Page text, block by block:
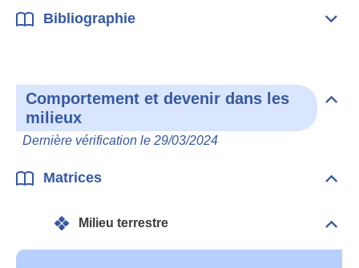
Bibliographie
Comportement et devenir dans les
milieux
Dernière vérification le 29/03/2024
les
Matrices
Milieu terrestre